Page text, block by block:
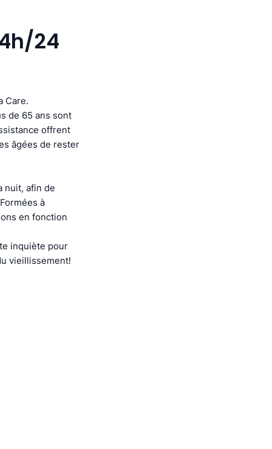
24
Care.
de 65 ans sont
offrent
âgées de rester
nuit, afin de
à
en fonction
inquiète pour
vieillissement!